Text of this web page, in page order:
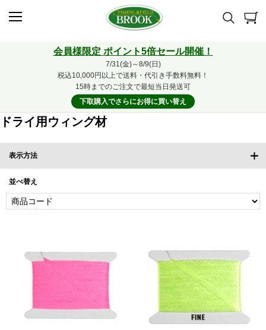
会員様限定 ポイント5倍セール開催！
7/31(金)～8/9(日)
税込10,000円以上で送料・代引き手数料無料！
15時までのご注文で最短当日発送可
下取購入でさらにお得に買い替え
ドライ用ウィング材
表示方法
並べ替え